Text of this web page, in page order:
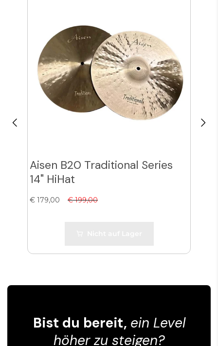
Aisen B20 Traditional Series
14" HiHat
€ 179,00 € 199,00
Bist du bereit, ein Level
höher zu steigen?